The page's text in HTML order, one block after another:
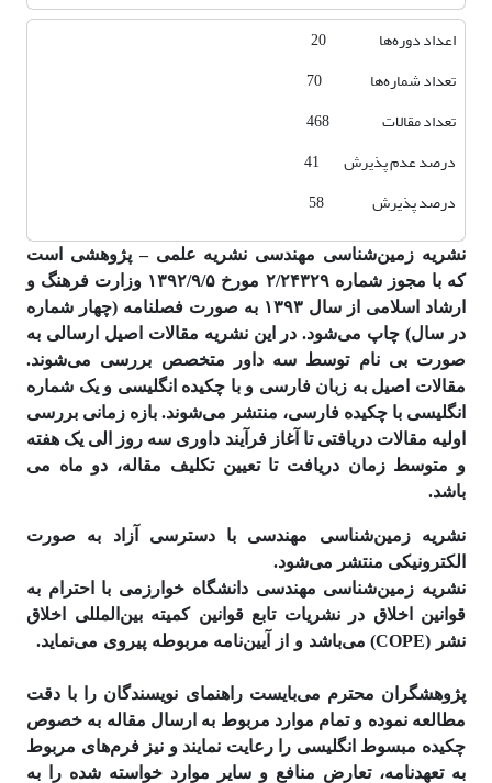
اعداد دوره‌ها 20
تعداد شماره‌ها 70
تعداد مقالات 468
درصد عدم پذیرش 41
درصد پذیرش 58
نشریه زمین‌شناسی مهندسی نشریه علمی – پژوهشی است
که با مجوز شماره ۲/۲۴۳۲۹ مورخ ۱۳۹۲/۹/۵ وزارت فرهنگ و
ارشاد اسلامی از سال ۱۳۹۳ به صورت فصلنامه (چهار شماره
در سال) چاپ می‌شود. در این نشریه مقالات اصیل ارسالی به
صورت بی نام توسط سه داور متخصص بررسی می‌شوند.
مقالات اصیل به زبان فارسی و با چکیده انگلیسی و یک شماره
انگلیسی با چکیده فارسی، منتشر می‌شوند. بازه زمانی بررسی
اولیه مقالات دریافتی تا آغاز فرآیند داوری سه روز الی یک هفته
و متوسط زمان دریافت تا تعیین تکلیف مقاله، دو ماه می
باشد.
نشریه زمین‌شناسی مهندسی با دسترسی آزاد به صورت
الکترونیکی منتشر می‌شود.
نشریه زمین‌شناسی مهندسی دانشگاه خوارزمی با احترام به
قوانین اخلاق در نشریات تابع قوانین کمیته بین‌المللی اخلاق
نشر (COPE) می‌باشد و از آیین‌نامه مربوطه پیروی می‌نماید.
پژوهشگران محترم می‌بایست راهنمای نویسندگان را با دقت
مطالعه نموده و تمام موارد مربوط به ارسال مقاله به خصوص
چکیده مبسوط انگلیسی را رعایت نمایند و نیز فرم‌های مربوط
به تعهدنامه، تعارض منافع و سایر موارد خواسته شده را به